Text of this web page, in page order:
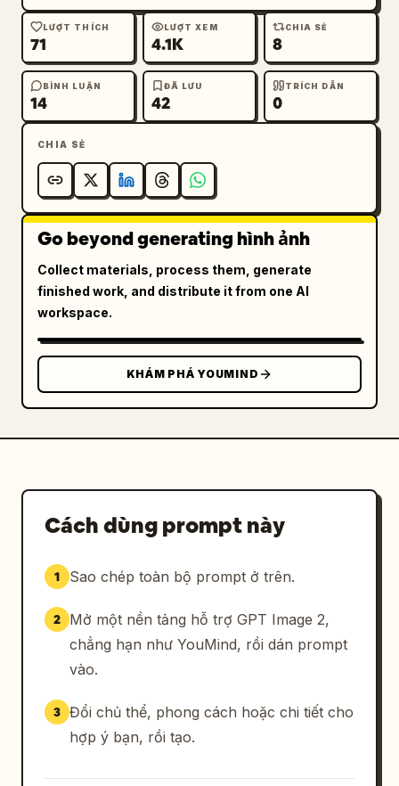
LƯỢT THÍCH
71
LƯỢT XEM
4.1K
CHIA SẺ
8
BÌNH LUẬN
14
ĐÃ LƯU
42
TRÍCH DẪN
0
CHIA SẺ
Go beyond generating hình ảnh
Collect materials, process them, generate
finished work, and distribute it from one AI
workspace.
KHÁM PHÁ YOUMIND
Cách dùng prompt này
1 Sao chép toàn bộ prompt ở trên.
2
Mở một nền tảng hỗ trợ GPT Image 2,
chẳng hạn như YouMind, rồi dán prompt
vào.
3 Đổi chủ thể, phong cách hoặc chi tiết cho
hợp ý bạn, rồi tạo.